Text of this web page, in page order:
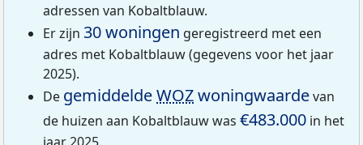
adressen van Kobaltblauw.
Er zijn 30 woningen geregistreerd met een
adres met Kobaltblauw (gegevens voor het jaar
2025).
De gemiddeldeWOZwoningwaardevan
de huizen aan Kobaltblauw was €483.000 in het